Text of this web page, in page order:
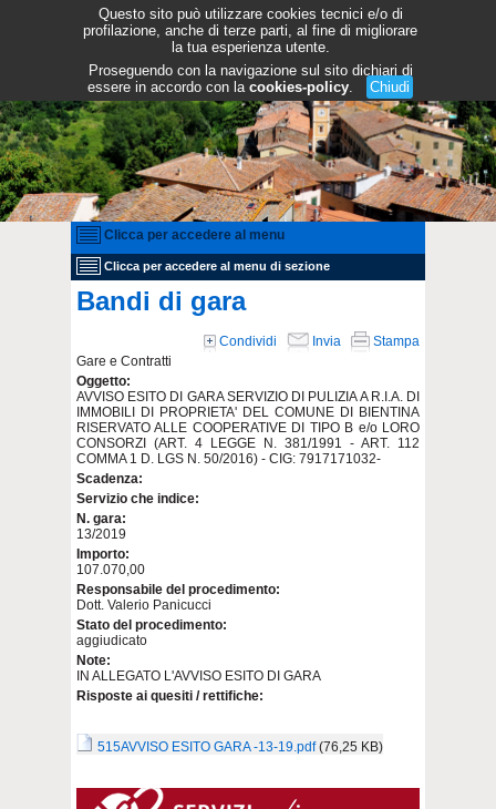
Questo sito può utilizzare cookies tecnici e/o di
profilazione, anche di terze parti, al fine di migliorare
la tua esperienza utente.
Proseguendo con la navigazione sul sito dichiari di
essere in accordo con la cookies-policy. Chiudi
Clicca per accedere al menu
Clicca per accedere al menu di sezione
Bandi di gara
Condividi Invia
Stampa
Gare e Contratti
Oggetto:
AVVISO ESITO DI GARA SERVIZIO DI PULIZIA A R.I.A. DI
IMMOBILI DI PROPRIETA' DEL COMUNE DI BIENTINA
RISERVATO ALLE COOPERATIVE DI TIPO B e/o LORO
CONSORZI (ART. 4 LEGGE N. 381/1991 - ART. 112
COMMA 1 D. LGS N. 50/2016) - CIG: 7917171032-
Scadenza:
Servizio che indice:
N. gara:
13/2019
Importo:
107.070,00
Responsabile del procedimento:
Dott. Valerio Panicucci
Stato del procedimento:
aggiudicato
Note:
IN ALLEGATO L'AVVISO ESITO DI GARA
Risposte ai quesiti / rettifiche:
515AVVISO ESITO GARA -13-19.pdf (76,25 KB)